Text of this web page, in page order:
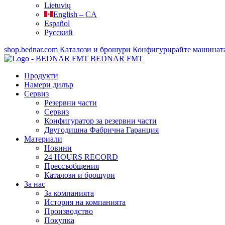
Lietuvių
English – CA
Español
Русский
shop.bednar.com Каталози и брошури Конфигурирайте
BEDNAR FMT
Продукти
Намери дилър
Сервиз
Резервни части
Сервиз
Конфигуратор за резервни части
Двугодишна Фабрична Гаранция
Материали
Новини
24 HOURS RECORD
Прессъобщения
Каталози и брошури
За нас
За компанията
История на компанията
Производство
Покупка